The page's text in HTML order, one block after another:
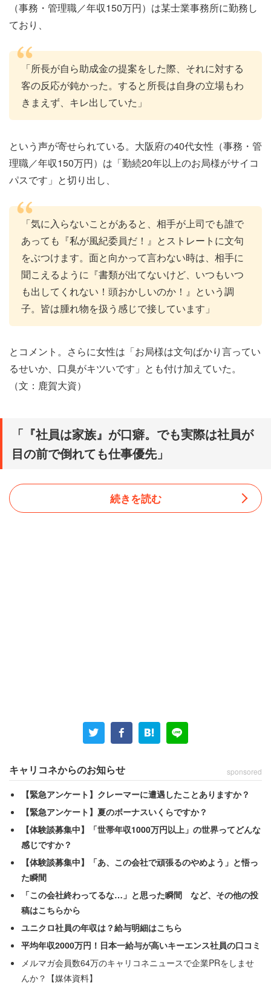
（事務・管理職／年収150万円）は某士業事務所に勤務し
ており、
「所長が自ら助成金の提案をした際、それに対する
客の反応が鈍かった。すると所長は自身の立場もわ
きまえず、キレ出していた」
という声が寄せられている。大阪府の40代女性（事務・管
理職／年収150万円）は「勤続20年以上のお局様がサイコ
パスです」と切り出し、
「気に入らないことがあると、相手が上司でも誰で
あっても『私が風紀委員だ！』とストレートに文句
をぶつけます。面と向かって言わない時は、相手に
聞こえるように『書類が出てないけど、いつもいつ
も出してくれない！頭おかしいのか！』という調
子。皆は腫れ物を扱う感じで接しています」
とコメント。さらに女性は「お局様は文句ばかり言ってい
るせいか、口臭がキツいです」とも付け加えていた。
（文：鹿賀大資）
「『社員は家族』が口癖。でも実際は社員が
目の前で倒れても仕事優先」
でイベントを開く際には、多くの就活生が集まっていたと
「いきなり女性社員が持ち場を離れ、執務室に駆け
込んだ途端に過呼吸で倒れるハプニングがありまし
た。執務室は騒然とし、その場にいた社員らも『紙
袋を持ってきてー！』『救急車を呼んでー！』とバ
タバタでした。しかし1人だけ平然と仕事を続けてい
る人が。『俺は忙しいんだ！』と言い放った社長で
した」
そんな社長だが、日頃から「社員は家族」と口にしてお
り、実際に職場もアットホームな雰囲気だったという。男
性は「家族のような社員が目の前で倒れても仕事優先なん
続きを読む
キャリコネからのお知らせ sponsored
【緊急アンケート】クレーマーに遭遇したことありますか？
【緊急アンケート】夏のボーナスいくらですか？
【体験談募集中】「世帯年収1000万円以上」の世界ってどんな
感じですか？
【体験談募集中】「あ、この会社で頑張るのやめよう」と悟っ
た瞬間
「この会社終わってるな…」と思った瞬間 など、その他の投
稿はこちらから
ユニクロ社員の年収は？給与明細はこちら
平均年収2000万円！日本一給与が高いキーエンス社員の口コミ
メルマガ会員数64万のキャリコネニュースで企業PRをしませ
んか？【媒体資料】